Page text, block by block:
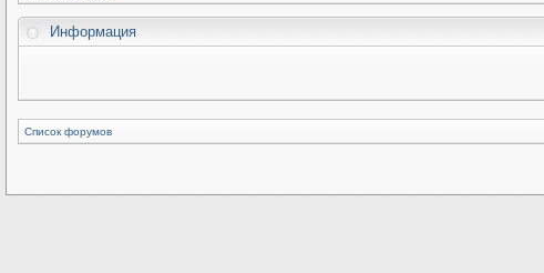
Информация
Список форумов